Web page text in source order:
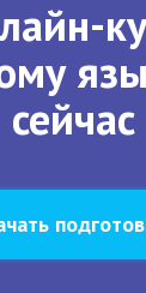
сейчас